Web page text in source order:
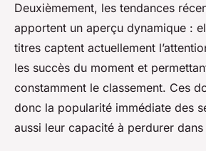
Deuxièmement, les tendances
apportent un aperçu dynamique :
titres captent actuellement
les succès du moment et
constamment le classement. Ces
donc la popularité immédiate des
aussi leur capacité à perdurer